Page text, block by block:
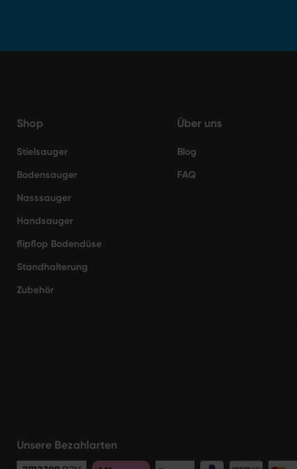
Shop
Stielsauger
Bodensauger
Nasssauger
Handsauger
flipflop Bodendüse
Standhalterung
Zubehör
Über uns
Blog
FAQ
Unsere Bezahlarten